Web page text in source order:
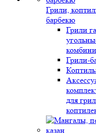
Грили,
барбекю
Грили
Грили-
для